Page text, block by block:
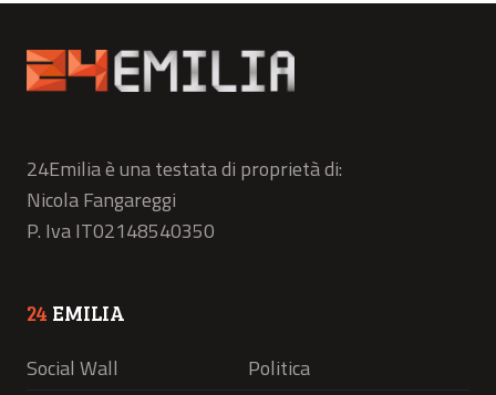
24Emilia è una testata di proprietà di:
Nicola Fangareggi
P. Iva IT02148540350
24 EMILIA
Social Wall
Politica